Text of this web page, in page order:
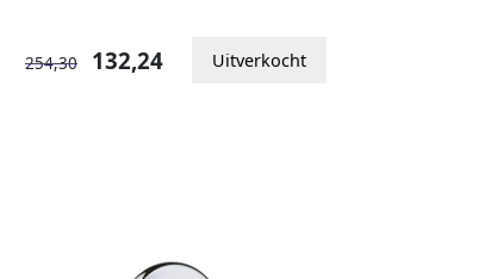
254,30 132,24 Uitverkocht